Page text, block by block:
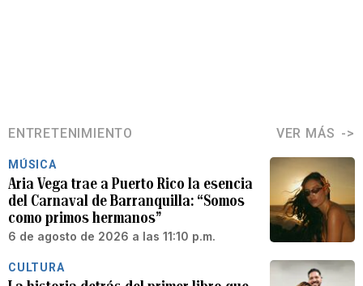
ENTRETENIMIENTO VER MÁS
MÚSICA
Aria Vega trae a Puerto Rico la esencia
del Carnaval de Barranquilla: “Somos
como primos hermanos”
6 de agosto de 2026 a las 11:10 p.m.
CULTURA